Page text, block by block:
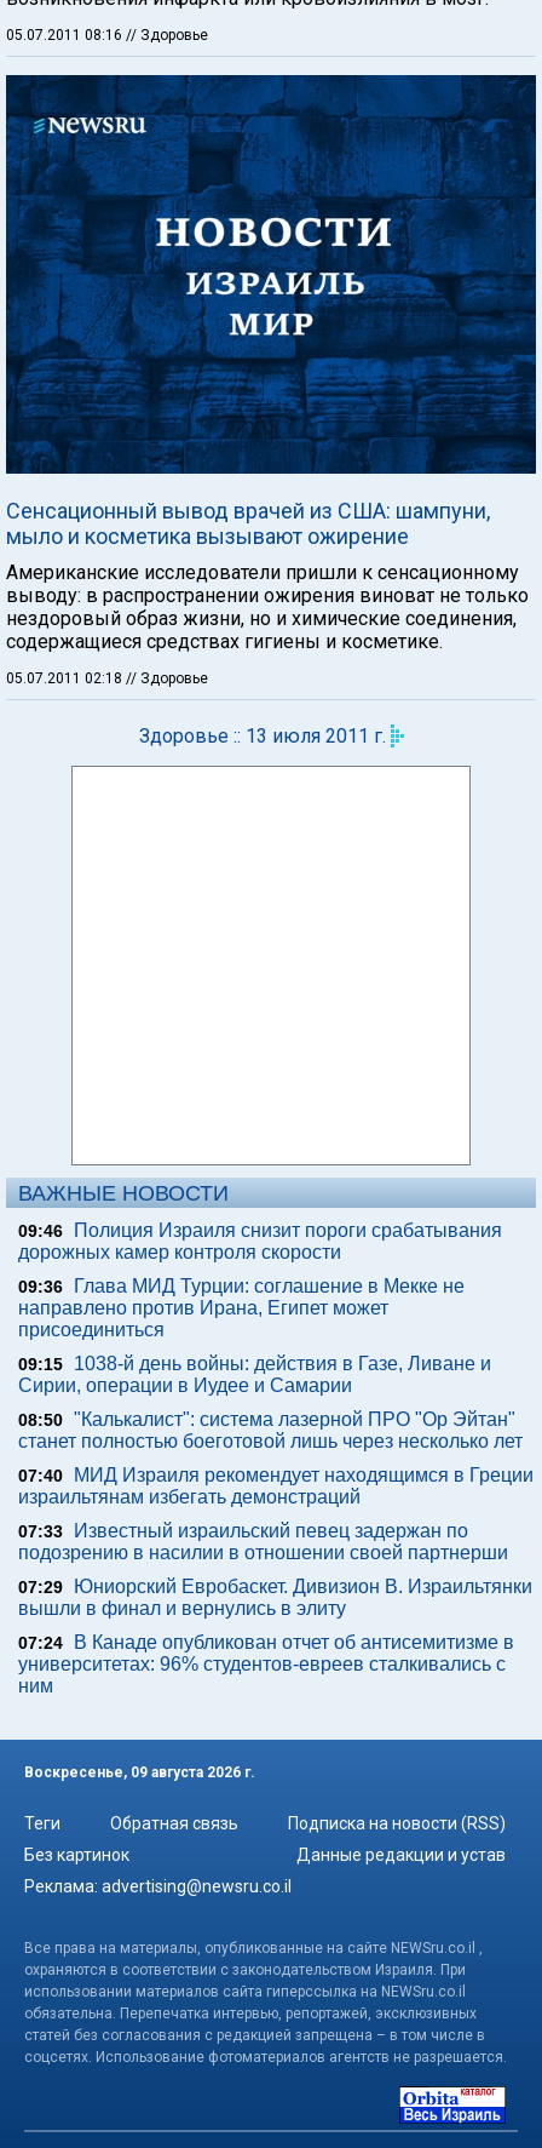
05.07.2011 08:16 // Здоровье
Сенсационный вывод врачей из США: шампуни,
мыло и косметика вызывают ожирение
Американские исследователи пришли к сенсационному
выводу: в распространении ожирения виноват не только
нездоровый образ жизни, но и химические соединения,
содержащиеся средствах гигиены и косметике.
05.07.2011 02:18 // Здоровье
Здоровье :: 13 июля 2011 г.
ВАЖНЫЕ НОВОСТИ
09:46
Полиция Израиля снизит пороги срабатывания
дорожных камер контроля скорости
09:36
Глава МИД Турции: соглашение в Мекке не
направлено против Ирана, Египет может
присоединиться
09:15
1038-й день войны: действия в Газе, Ливане и
Сирии, операции в Иудее и Самарии
08:50 "Калькалист": система лазерной ПРО "Ор Эйтан"
станет полностью боеготовой лишь через несколько лет
07:40
МИД Израиля рекомендует находящимся в Греции
израильтянам избегать демонстраций
07:33
Известный израильский певец задержан по
подозрению в насилии в отношении своей партнерши
07:29
Юниорский Евробаскет. Дивизион В. Израильтянки
вышли в финал и вернулись в элиту
07:24
В Канаде опубликован отчет об антисемитизме в
университетах: 96% студентов-евреев сталкивались с
ним
Воскресенье, 09 августа 2026 г.
Теги Обратная связь
Подписка на новости (RSS)
Без картинок
Данные редакции и устав
Реклама: advertising@newsru.co.il
Все права на материалы, опубликованные на сайте NEWSru.co.il ,
охраняются в соответствии с законодательством Израиля. При
использовании материалов сайта гиперссылка на NEWSru.co.il
обязательна. Перепечатка интервью, репортажей, эксклюзивных
статей без согласования с редакцией запрещена – в том числе в
соцсетях. Использование фотоматериалов агентств не разрешается.